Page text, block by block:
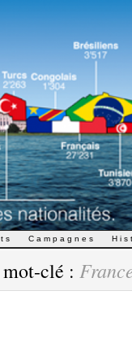
Campagnes
clé :